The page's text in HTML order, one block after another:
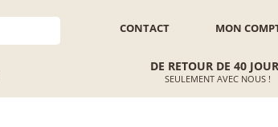
MON
CONTACT
DE RETOUR DE 40
SEULEMENT AVEC NOUS !